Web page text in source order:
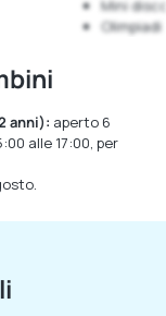
Mini
Olimpiadi
anni): aperto 6
alle 17:00, per